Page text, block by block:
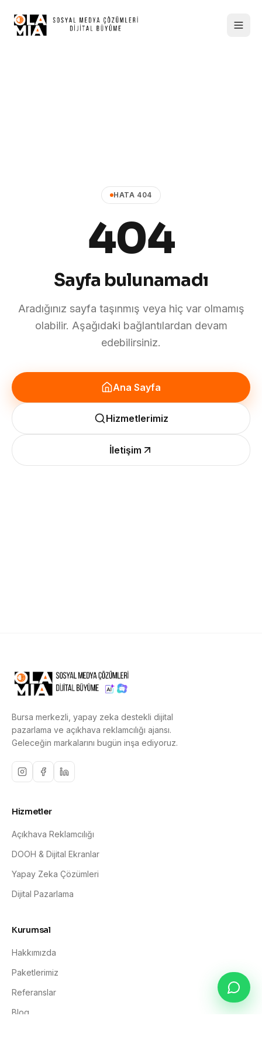
HATA 404
404
Sayfa bulunamadı
Aradığınız sayfa taşınmış veya hiç var olmamış
olabilir. Aşağıdaki bağlantılardan devam
edebilirsiniz.
Ana Sayfa
Hizmetlerimiz
İletişim
Bursa merkezli, yapay zeka destekli dijital
pazarlama ve açıkhava reklamcılığı ajansı.
Geleceğin markalarını bugün inşa ediyoruz.
Hizmetler
Açıkhava Reklamcılığı
DOOH & Dijital Ekranlar
Yapay Zeka Çözümleri
Dijital Pazarlama
Kurumsal
Hakkımızda
Paketlerimiz
Referanslar
Blog